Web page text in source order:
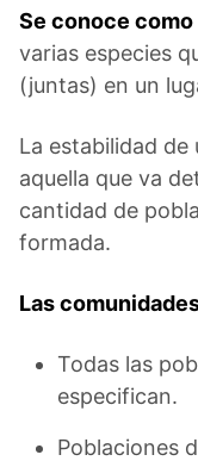
Se conoce como
varias especies
(juntas) en un
La estabilidad
aquella que va
cantidad de
formada.
Las
Todas las
especifican.
Poblaciones